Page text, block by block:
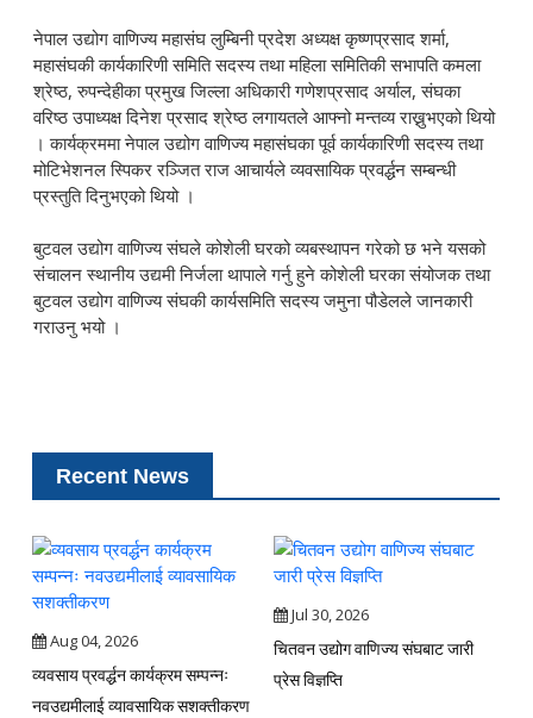
नेपाल उद्योग वाणिज्य महासंघ लुम्बिनी प्रदेश अध्यक्ष कृष्णप्रसाद शर्मा,
महासंघकी कार्यकारिणी समिति सदस्य तथा महिला समितिकी सभापति कमला
श्रेष्ठ, रुपन्देहीका प्रमुख जिल्ला अधिकारी गणेशप्रसाद अर्याल, संघका
वरिष्ठ उपाध्यक्ष दिनेश प्रसाद श्रेष्ठ लगायतले आफ्नो मन्तव्य राख्नुभएको थियो
। कार्यक्रममा नेपाल उद्योग वाणिज्य महासंघका पूर्व कार्यकारिणी सदस्य तथा
मोटिभेशनल स्पिकर रञ्जित राज आचार्यले व्यवसायिक प्रवर्द्धन सम्बन्धी
प्रस्तुति दिनुभएको थियो ।
बुटवल उद्योग वाणिज्य संघले कोशेली घरको व्यबस्थापन गरेको छ भने यसको
संचालन स्थानीय उद्यमी निर्जला थापाले गर्नु हुने कोशेली घरका संयोजक तथा
बुटवल उद्योग वाणिज्य संघकी कार्यसमिति सदस्य जमुना पौडेलले जानकारी
गराउनु भयो ।
Recent News
Aug 04, 2026
व्यवसाय प्रवर्द्धन कार्यक्रम सम्पन्नः
नवउद्यमीलाई व्यावसायिक सशक्तीकरण
Jul 30, 2026
चितवन उद्योग वाणिज्य संघबाट जारी
प्रेस विज्ञप्ति